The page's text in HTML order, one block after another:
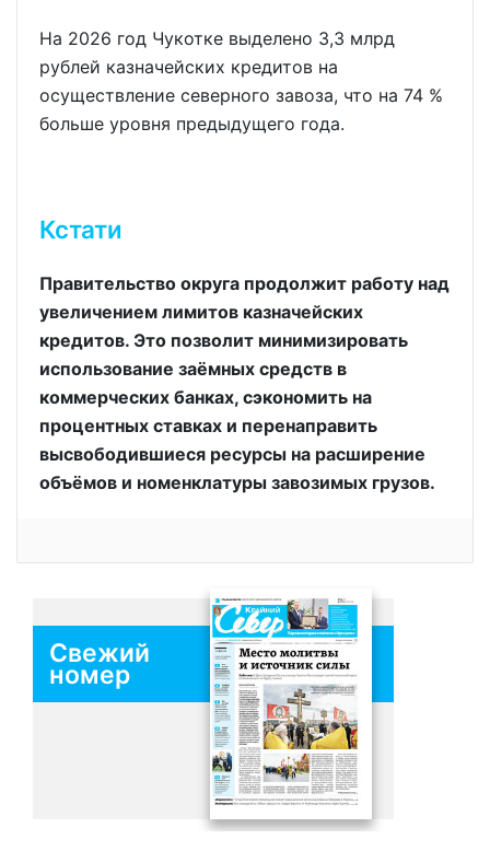
На 2026 год Чукотке выделено 3,3 млрд
рублей казначейских кредитов на
осуществление северного завоза, что на 74 %
больше уровня предыдущего года.
Кстати
Правительство округа продолжит работу над
увеличением лимитов казначейских
кредитов. Это позволит минимизировать
использование заёмных средств в
коммерческих банках, сэкономить на
процентных ставках и перенаправить
высвободившиеся ресурсы на расширение
объёмов и номенклатуры завозимых грузов.
Свежий
номер